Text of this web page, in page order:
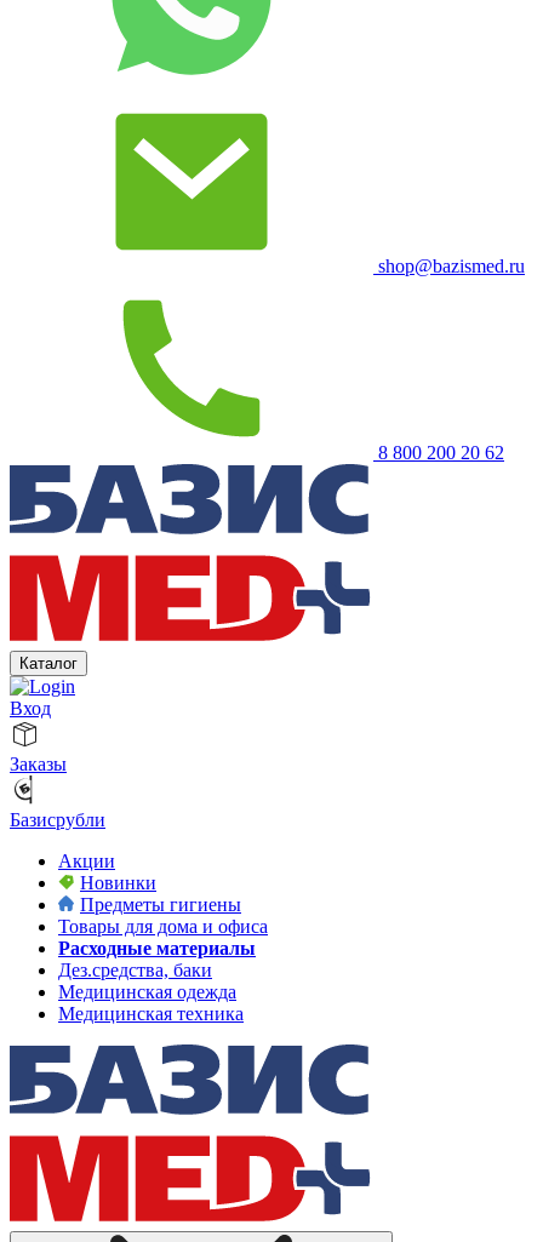
shop@bazismed.ru
8 800 200 20 62
Каталог
Вход
Заказы
Базисрубли
Акции
Новинки
Предметы гигиены
Товары для дома и офиса
Расходные материалы
Дез.средства, баки
Медицинская одежда
Медицинская техника